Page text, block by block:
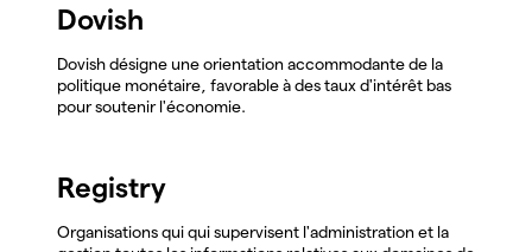
Dovish
Dovish désigne une orientation accommodante de la
politique monétaire, favorable à des taux d'intérêt bas
pour soutenir l'économie.
Registry
Organisations qui qui supervisent l'administration et la